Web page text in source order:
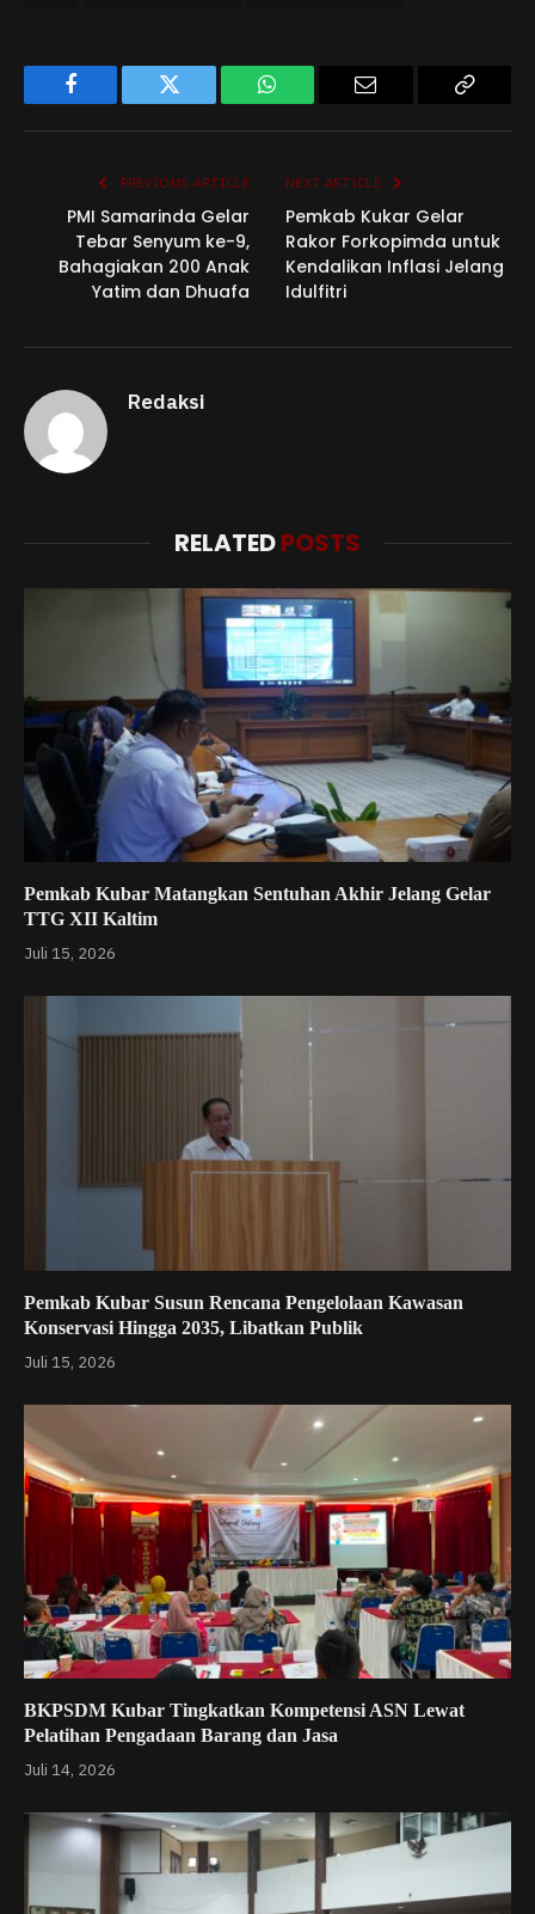
Facebook Twitter WhatsApp Email
Copy
PREVIOUS ARTICLE
PMI Samarinda Gelar
Tebar Senyum ke-9,
Bahagiakan 200 Anak
Yatim dan Dhuafa
NEXT ARTICLE
Pemkab Kukar Gelar
Rakor Forkopimda untuk
Kendalikan Inflasi Jelang
Idulfitri
Redaksi
RELATEDPOSTS
Pemkab Kubar Matangkan Sentuhan Akhir Jelang Gelar
TTG XII Kaltim
Juli 15, 2026
Pemkab Kubar Susun Rencana Pengelolaan Kawasan
Konservasi Hingga 2035, Libatkan Publik
Juli 15, 2026
BKPSDM Kubar Tingkatkan Kompetensi ASN Lewat
Pelatihan Pengadaan Barang dan Jasa
Juli 14, 2026